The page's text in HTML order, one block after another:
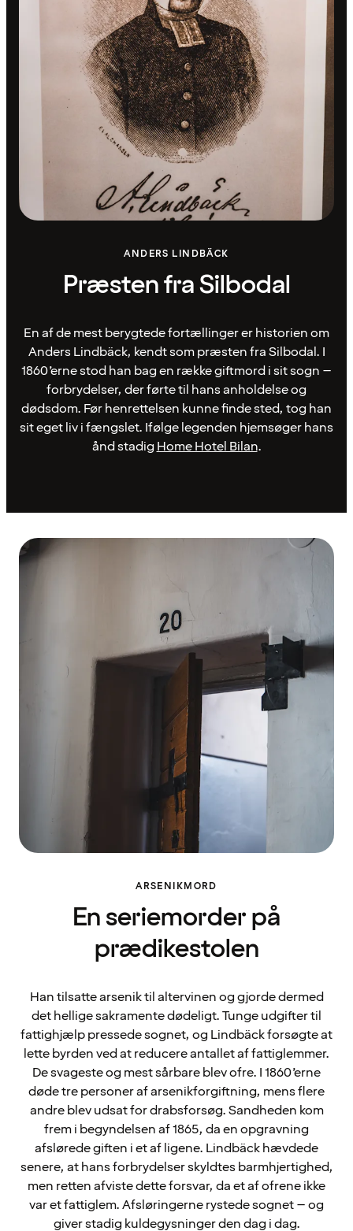
ANDERS LINDBÄCK
Præsten fra Silbodal
En af de mest berygtede fortællinger er historien om
Anders Lindbäck, kendt som præsten fra Silbodal. I
1860’erne stod han bag en række giftmord i sit sogn –
forbrydelser, der førte til hans anholdelse og
dødsdom. Før henrettelsen kunne finde sted, tog han
sit eget liv i fængslet. Ifølge legenden hjemsøger hans
ånd stadig Home Hotel Bilan.
ARSENIKMORD
En seriemorder på
prædikestolen
Han tilsatte arsenik til altervinen og gjorde dermed
det hellige sakramente dødeligt. Tunge udgifter til
fattighjælp pressede sognet, og Lindbäck forsøgte at
lette byrden ved at reducere antallet af fattiglemmer.
De svageste og mest sårbare blev ofre. I 1860’erne
døde tre personer af arsenikforgiftning, mens flere
andre blev udsat for drabsforsøg. Sandheden kom
frem i begyndelsen af 1865, da en opgravning
afslørede giften i et af ligene. Lindbäck hævdede
senere, at hans forbrydelser skyldtes barmhjertighed,
men retten afviste dette forsvar, da et af ofrene ikke
var et fattiglem. Afsløringerne rystede sognet – og
giver stadig kuldegysninger den dag i dag.